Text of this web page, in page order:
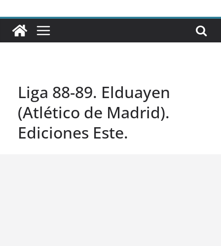
Liga 88-89. Elduayen
(Atlético de Madrid).
Ediciones Este.